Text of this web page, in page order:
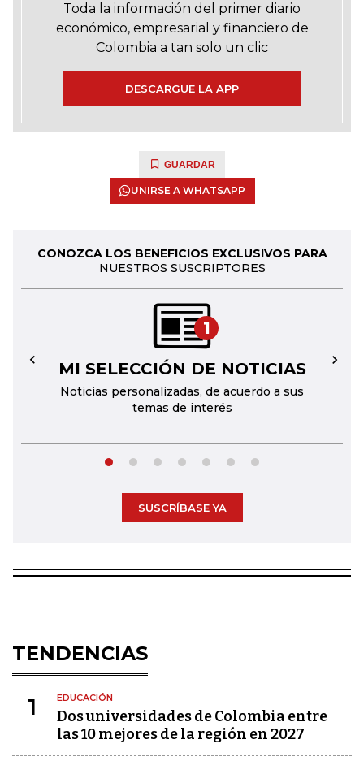
Toda la información del primer diario
económico, empresarial y financiero de
Colombia a tan solo un clic
DESCARGUE LA APP
GUARDAR
UNIRSE A WHATSAPP
CONOZCA LOS BENEFICIOS EXCLUSIVOS PARA
NUESTROS SUSCRIPTORES
1
MI SELECCIÓN DE NOTICIAS
Noticias personalizadas, de acuerdo a sus
temas de interés
← →
SUSCRÍBASE YA
TENDENCIAS
1 EDUCACIÓN
Dos universidades de Colombia entre
las 10 mejores de la región en 2027